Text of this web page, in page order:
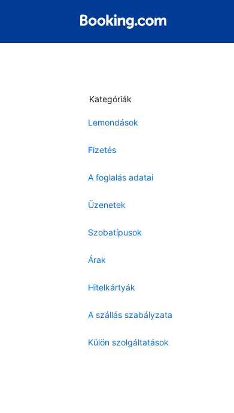
Kategóriák
Lemondások
Fizetés
A foglalás adatai
Üzenetek
Szobatípusok
Árak
Hitelkártyák
A szállás szabályzata
Külön szolgáltatások